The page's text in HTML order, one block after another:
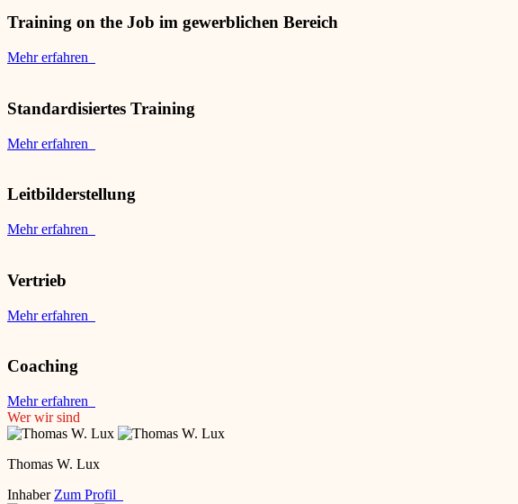
Training on the Job im gewerblichen Bereich
Mehr erfahren
Standardisiertes Training
Mehr erfahren
Leitbilderstellung
Mehr erfahren
Vertrieb
Mehr erfahren
Coaching
Mehr erfahren
Wer wir sind
Thomas W. Lux
Inhaber Zum Profil